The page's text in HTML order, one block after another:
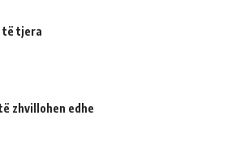
të tjera
zhvillohen edhe